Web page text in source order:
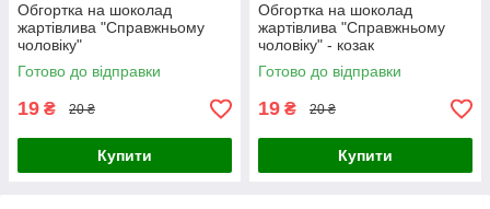
Обгортка на шоколад
жартівлива "Справжньому
чоловіку"
Готово до відправки
19 ₴ 20 ₴
Купити
Обгортка на шоколад
жартівлива "Справжньому
чоловіку" - козак
Готово до відправки
19 ₴ 20 ₴
Купити